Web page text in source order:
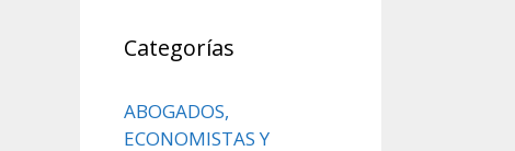
Categorías
ABOGADOS,
ECONOMISTAS Y